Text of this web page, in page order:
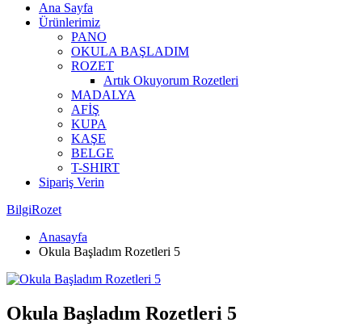
Ana Sayfa
Ürünlerimiz
PANO
OKULA BAŞLADIM
ROZET
Artık Okuyorum Rozetleri
MADALYA
AFİŞ
KUPA
KAŞE
BELGE
T-SHIRT
Sipariş Verin
BilgiRozet
Anasayfa
Okula Başladım Rozetleri 5
Okula Başladım Rozetleri 5